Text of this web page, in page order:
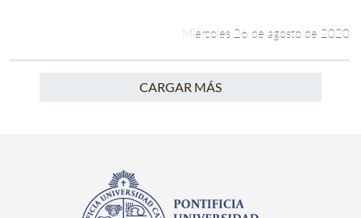
Miércoles 26 de agosto de 2020
CARGAR MÁS